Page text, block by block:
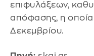
επιφυλάξεων,
απόφασης, η οποία
Δεκεμβρίου.